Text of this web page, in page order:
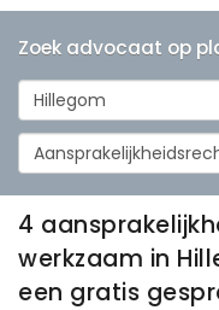
Zoek advocaat op
Hillegom
4
werkzaam in
een gratis